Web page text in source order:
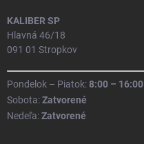
KALIBER SP
Hlavná 46/18
091 01 Stropkov
Pondelok – Piatok:8:00 – 16:00
Sobota:Zatvorené
Nedeľa:Zatvorené